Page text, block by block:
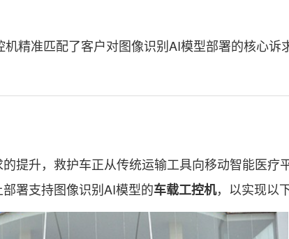
准匹配了客户对图像识别AI模型部署的核心诉
升，救护车正从传统运输工具向移动智能医疗
署支持图像识别AI模型的车载工控机，以实现以